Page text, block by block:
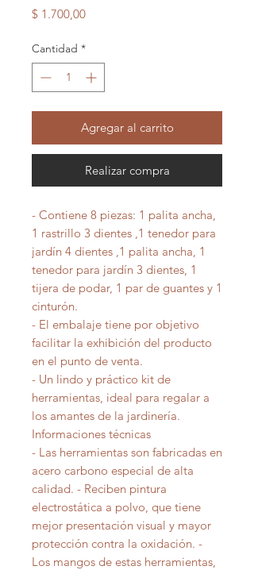
$ 1.700,00Precio
Cantidad *
Agregar al carrito
Realizar compra
- Contiene 8 piezas: 1 palita ancha,
1 rastrillo 3 dientes ,1 tenedor para
jardín 4 dientes ,1 palita ancha, 1
tenedor para jardín 3 dientes, 1
tijera de podar, 1 par de guantes y 1
cinturón.
- El embalaje tiene por objetivo
facilitar la exhibición del producto
en el punto de venta.
- Un lindo y práctico kit de
herramientas, ideal para regalar a
los amantes de la jardinería.
Informaciones técnicas
- Las herramientas son fabricadas en
acero carbono especial de alta
calidad. - Reciben pintura
electrostática a polvo, que tiene
mejor presentación visual y mayor
protección contra la oxidación. -
Los mangos de estas herramientas,